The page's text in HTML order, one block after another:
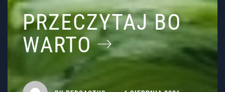
PRZECZYTAJ BO
WARTO